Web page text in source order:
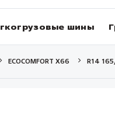
шины
ECOCOMFORT X66 R14